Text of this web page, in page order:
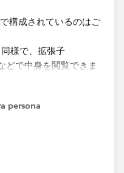
構成されているのはご
様で、拡張子
どで中身を閲覧できま
奨、書き換えは非推奨
ースとシートがインポ
人であれば利用できる
persona